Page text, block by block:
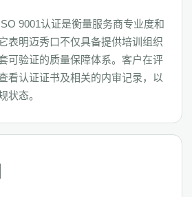
9001认证是衡量服务商专业度和
表明迈秀口不仅具备提供培训组织
可验证的质量保障体系。客户在评
看认证证书及相关的内审记录，以
状态。